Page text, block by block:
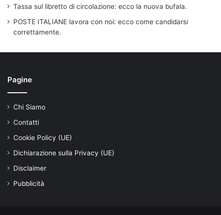
Tassa sul libretto di circolazione: ecco la nuova bufala.
POSTE ITALIANE lavora con noi: ecco come candidarsi
correttamente.
Pagine
Chi Siamo
Contatti
Cookie Policy (UE)
Dichiarazione sulla Privacy (UE)
Disclaimer
Pubblicità